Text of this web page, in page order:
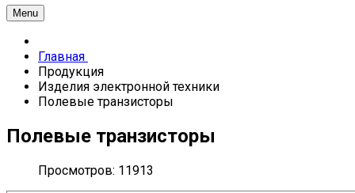
Menu
Главная
Продукция
Изделия электронной техники
Полевые транзисторы
Полевые транзисторы
Просмотров: 11913